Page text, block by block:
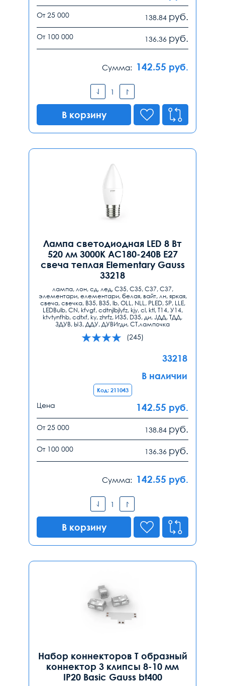
От 25 000 138.84 руб.
От 100 000 136.36 руб.
Сумма: 142.55 руб.
В корзину
Лампа светодиодная LED 8 Вт
520 лм 3000К AC180-240В E27
свеча теплая Elementary Gauss
33218
лампа, лон, сд, лед, С35, C35, С37, C37,
элементари, елементари, белая, вайт, лн, яркая,
свеча, свечка, B35, В35, lb, ОLL, NLL, PLED, SP, LLE,
LEDBulb, CN, kfvgf, cdtnjlbjlyfz, kjy, cl, ktl, T14, У14,
ktvtynfhb, cdtxf, ky, zhrfz, И35, D35, ди, JДД, ТДД,
ЗДУВ, ЫЗ, ДДУ, ДУВИгди, СТ,лампочка
(245)
33218
В наличии
Код: 211043
Цена 142.55 руб.
От 25 000 138.84 руб.
От 100 000 136.36 руб.
Сумма: 142.55 руб.
В корзину
Набор коннекторов Т образный
коннектор 3 клипсы 8-10 мм
IP20 Basic Gauss bt400